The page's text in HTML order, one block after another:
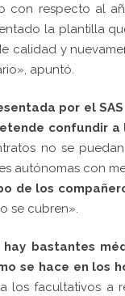
con respecto al
la plantilla
calidad y
apuntó.
por el SAS
confundir a
no se
autónomas con
de los
se cubren».
hay bastantes
se hace en los
facultativos a